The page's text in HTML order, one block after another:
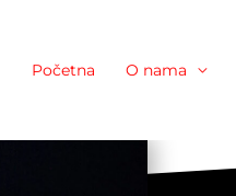
Početna O nama